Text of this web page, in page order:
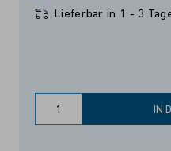
Lieferbar in 1 - 3
IN